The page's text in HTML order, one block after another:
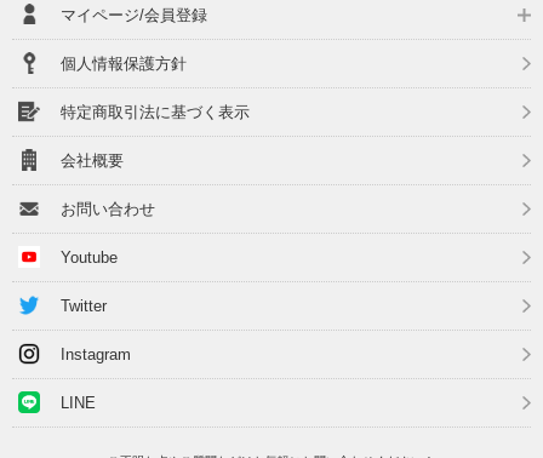
マイページ/会員登録
個人情報保護方針
特定商取引法に基づく表示
会社概要
お問い合わせ
Youtube
Twitter
Instagram
LINE